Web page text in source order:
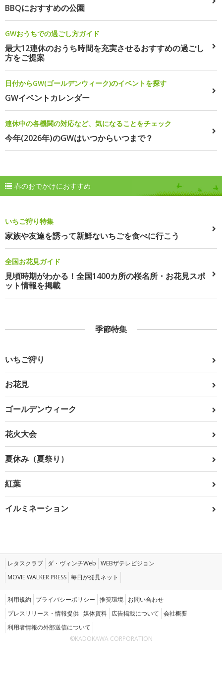
BBQにおすすめの公園
GWおうちでの過ごし方ガイド
最大12連休のおうち時間を充実させるおすすめの過ごし
方をご提案
日付からGW(ゴールデンウィーク)のイベントを探す
GWイベントカレンダー
連休中の各機関の対応など、気になることをチェック
今年(2026年)のGWはいつからいつまで？
春のおでかけにおすすめ
いちご狩り特集
家族や友達を誘って新鮮ないちごを食べに行こう
全国お花見ガイド
見頃時期がわかる！全国1400カ所の桜名所・お花見スポ
ット情報を掲載
季節特集
いちご狩り
お花見
ゴールデンウィーク
花火大会
夏休み（夏祭り）
紅葉
イルミネーション
レタスクラブ ダ・ヴィンチWeb WEBザテレビジョン
MOVIE WALKER PRESS 毎日が発見ネット
利用規約 プライバシーポリシー 推奨環境 お問い合わせ
プレスリリース・情報提供 媒体資料 広告掲載について 会社概要
利用者情報の外部送信について
©KADOKAWA CORPORATION